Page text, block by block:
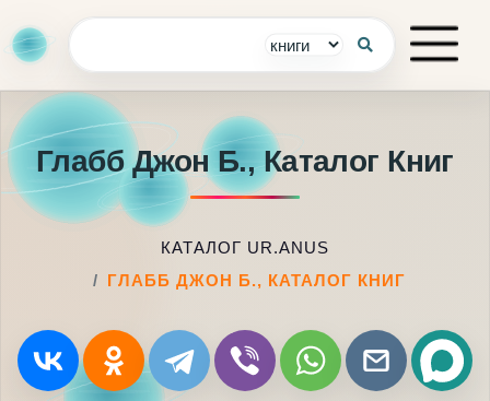
Глабб Джон Б., Каталог Книг
КАТАЛОГ UR.ANUS
ГЛАББ ДЖОН Б., КАТАЛОГ КНИГ